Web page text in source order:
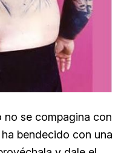
no se compagina con
bendecido con una